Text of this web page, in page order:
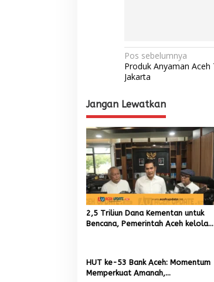
N
a
i
g
a
s
i
p
o
s
Pos sebelumnya
Produk Anyaman
Jakarta
Jangan Lewatkan
2,5 Triliun Dana Kementan untuk
Bencana, Pemerintah Aceh kelola
HUT ke-53 Bank Aceh: Momentum
Memperkuat Amanah,